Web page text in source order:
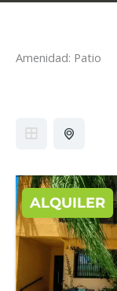
Amenidad: Patio
ALQUILER